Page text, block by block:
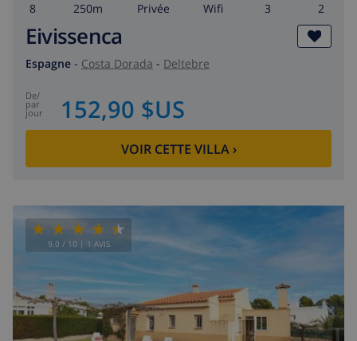
8 250m privée wifi 3 2
Eivissenca
Espagne - Costa Dorada - Deltebre
de/
par
jour 152,90 $US
VOIR CETTE VILLA›
9.0 / 10 | 1 AVIS